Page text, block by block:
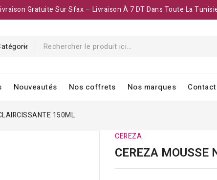
Gratuite Sur Sfax – Livraison À 7 DT Dans Toute La
Nouveautés Nos coffrets Nos marques
150ML
CEREZA
CEREZA